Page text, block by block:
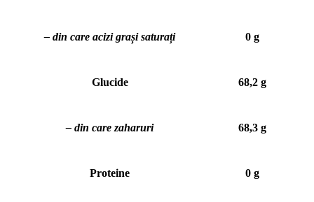
– din care acizi grași saturați 0 g
Glucide 68,2 g
– din care zaharuri 68,3 g
Proteine 0 g